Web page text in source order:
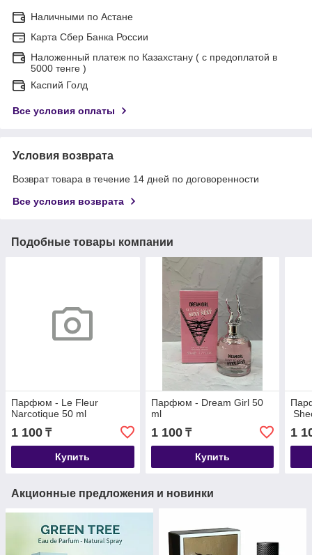
Наличными по Астане
Карта Сбер Банка России
Наложенный платеж по Казахстану ( с предоплатой в
5000 тенге )
Каспий Голд
Все условия оплаты
Условия возврата
Возврат товара в течение 14 дней по договоренности
Все условия возврата
Подобные товары компании
Парфюм - Le Fleur
Narcotique 50 ml
1 100 ₸
Купить
Парфюм - Dream Girl 50
ml
1 100₸
Купить
1
Акционные предложения и новинки